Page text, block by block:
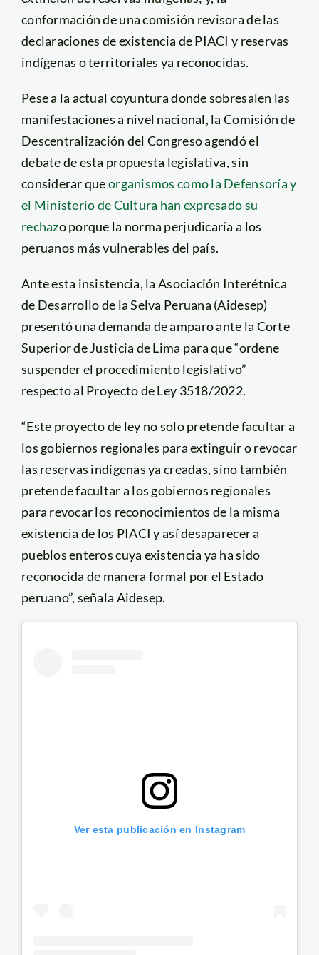
conformación de una comisión revisora de las
declaraciones de existencia de PIACI y reservas
indígenas o territoriales ya reconocidas.
Pese a la actual coyuntura donde sobresalen las
manifestaciones a nivel nacional, la Comisión de
Descentralización del Congreso agendó el
debate de esta propuesta legislativa, sin
considerar queorganismos como la Defensoría y
el Ministerio de Cultura han expresado su
rechazo porque la norma perjudicaría a los
peruanos más vulnerables del país.
Ante esta insistencia, la Asociación Interétnica
de Desarrollo de la Selva Peruana (Aidesep)
presentó una demanda de amparo ante la Corte
Superior de Justicia de Lima para que “ordene
suspender el procedimiento legislativo”
respecto al Proyecto de Ley 3518/2022.
“Este proyecto de ley no solo pretende facultar a
los gobiernos regionales para extinguir o revocar
las reservas indígenas ya creadas, sino también
pretende facultar a los gobiernos regionales
para revocar los reconocimientos de la misma
existencia de los PIACI y así desaparecer a
pueblos enteros cuya existencia ya ha sido
reconocida de manera formal por el Estado
peruano”, señala Aidesep.
Ver esta publicación en Instagram